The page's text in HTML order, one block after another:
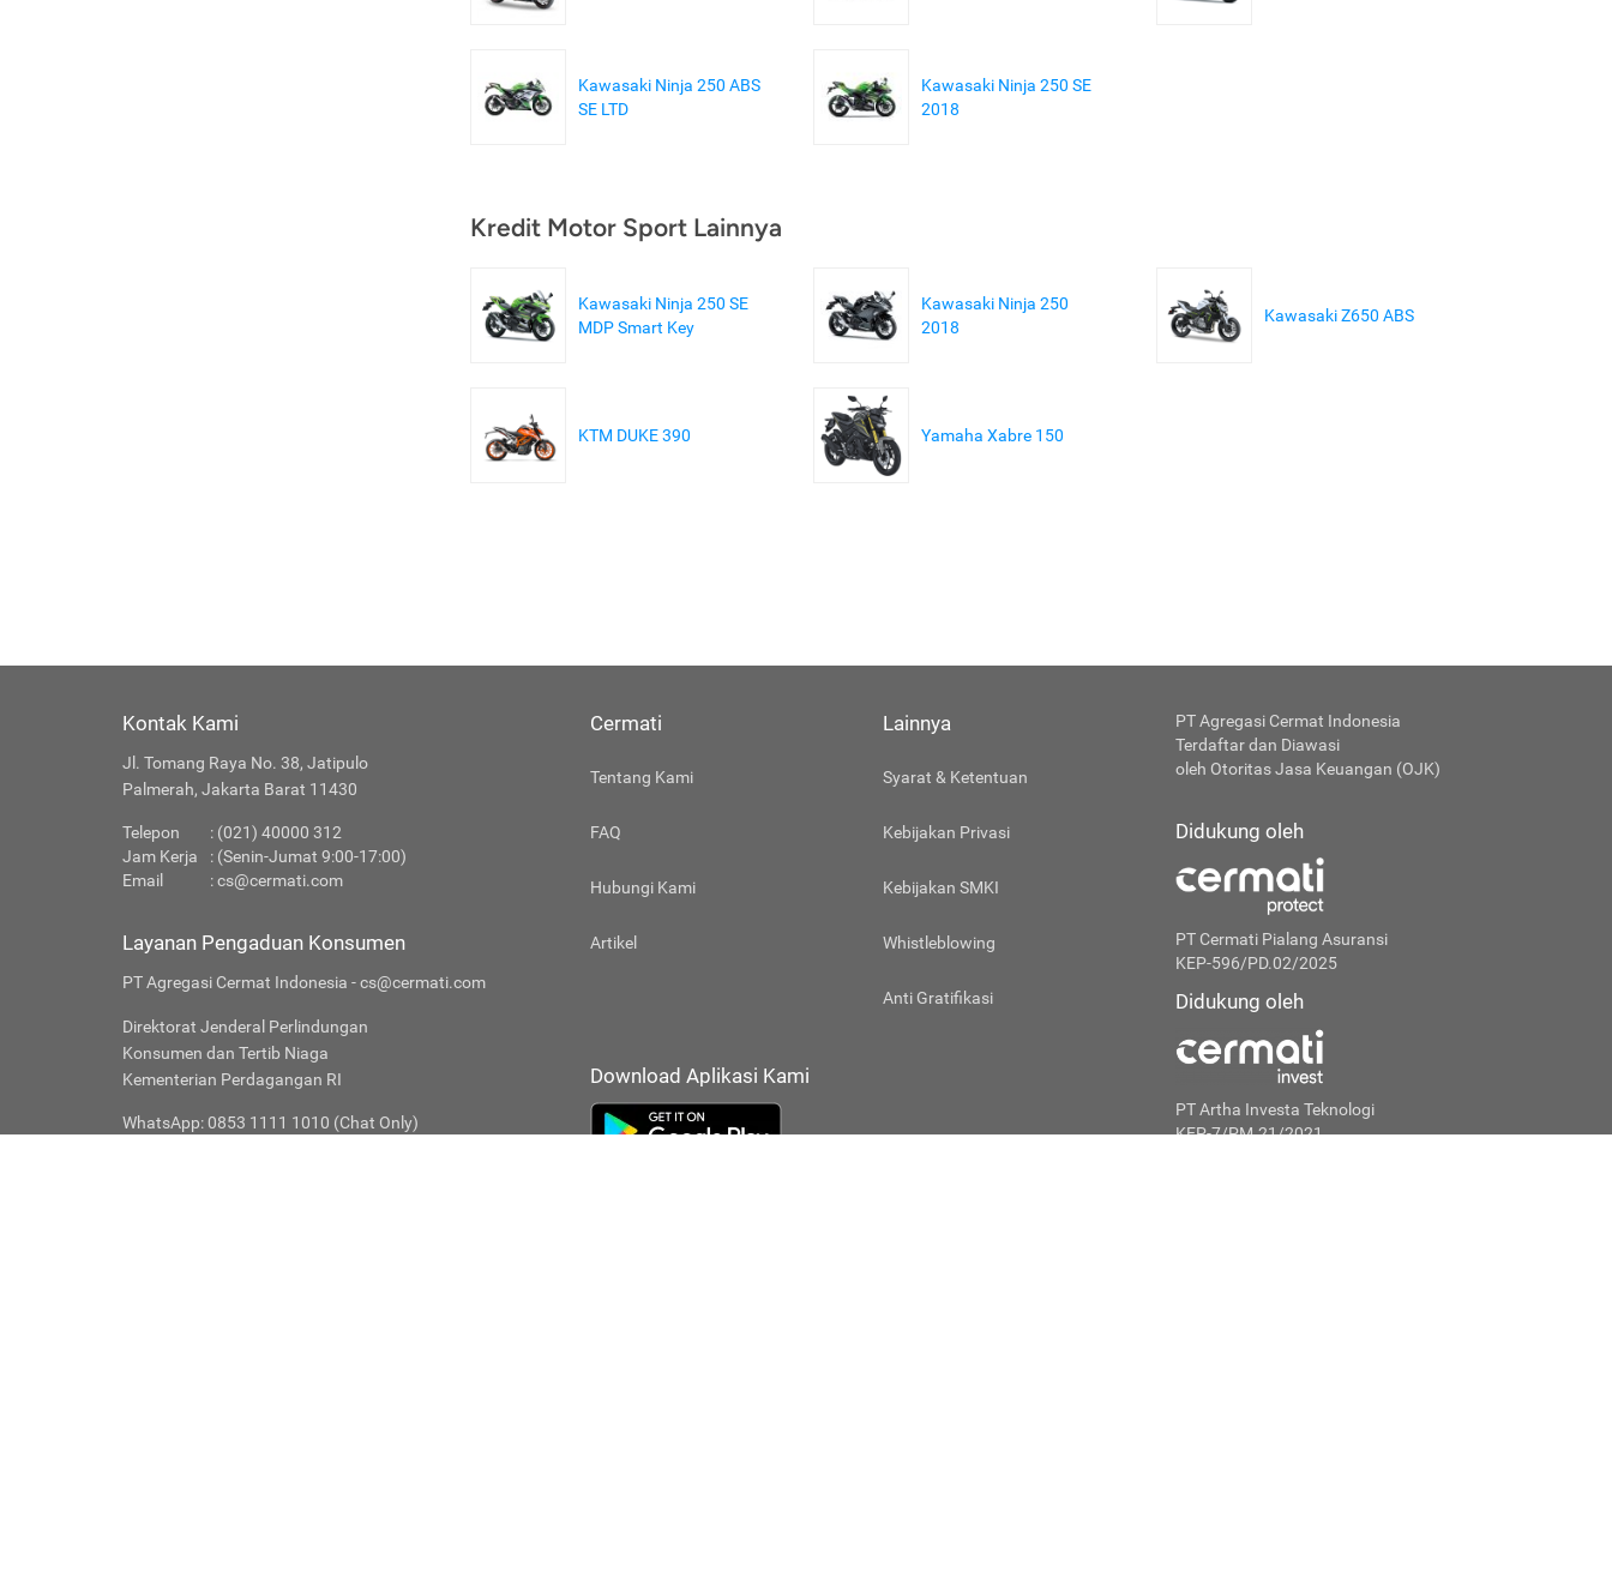
Kawasaki Ninja 250 ABS
SE LTD
Kawasaki Ninja 250 SE
2018
Kredit Motor Sport Lainnya
Kawasaki Ninja 250 SE
MDP Smart Key
Kawasaki Ninja 250
2018
Kawasaki Z650 ABS
KTM DUKE 390 Yamaha Xabre 150
Kontak Kami
Jl. Tomang Raya No. 38, Jatipulo
Palmerah, Jakarta Barat 11430
Telepon
: (021) 40000 312
Jam Kerja
: (Senin-Jumat 9:00-17:00)
Email
:cs@cermati.com
Layanan Pengaduan Konsumen
PT Agregasi Cermat Indonesia - cs@cermati.com
Direktorat Jenderal Perlindungan
Konsumen dan Tertib Niaga
Kementerian Perdagangan RI
WhatsApp: 0853 1111 1010 (Chat Only)
Cermati
Tentang Kami
FAQ
Hubungi Kami
Artikel
Lainnya
Syarat & Ketentuan
Kebijakan Privasi
Kebijakan SMKI
Whistleblowing
Anti Gratifikasi
Download Aplikasi Kami
PT Agregasi Cermat Indonesia
Terdaftar dan Diawasi
oleh Otoritas Jasa Keuangan (OJK)
Didukung oleh
PT Cermati Pialang Asuransi
KEP-596/PD.02/2025
Didukung oleh
PT Artha Investa Teknologi
KEP-7/PM.21/2021